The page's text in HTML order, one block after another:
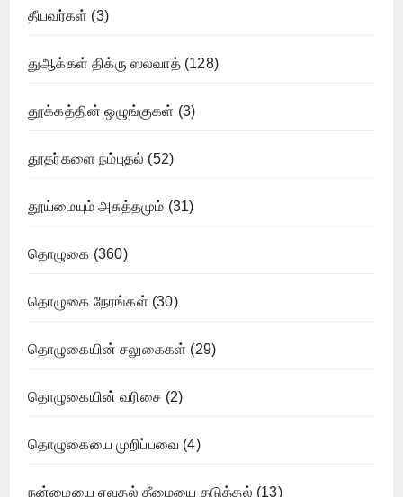
தீயவர்கள் (3)
துஆக்கள் திக்ரு ஸலவாத்(128)
தூக்கத்தின் ஒழுங்குகள் (3)
தூதர்களை நம்புதல் (52)
தூய்மையும் அசுத்தமும் (31)
தொழுகை (360)
தொழுகை நேரங்கள் (30)
தொழுகையின் சலுகைகள் (29)
தொழுகையின் வரிசை (2)
தொழுகையை முறிப்பவை (4)
நன்மையை ஏவுதல் தீமையை தடுத்தல் (13)